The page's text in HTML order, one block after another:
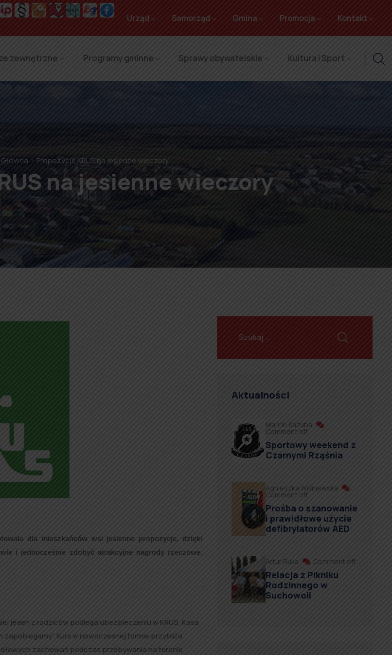
Urząd Samorząd Gmina Promocja Kontakt
zewnętrzne Programy gminne Sprawy obywatelskie Kultura i Sport
Propozycje KRUS na jesienne wieczory
na jesienne wieczory
dla mieszkańców wsi jesienne propozycje, dzięki
i jednocześnie zdobyć atrakcyjne nagrody rzeczowe.
jeden z rodziców podlega ubezpieczeniu w KRUS, Kasa
zapobiegamy”. Kurs w nowoczesnej formie przybliża
zachowań podczas przebywania na terenie
Aktualności
Marcin Kazuba
Comment off
Sportowy weekend z
Czarnymi Rząśnia
Agnieszka Wiśniewska
Comment off
Prośba o szanowanie
i prawidłowe użycie
defibrylatorów AED
Artur Ruka Comment off
Relacja z Pikniku
Rodzinnego w
Suchowoli